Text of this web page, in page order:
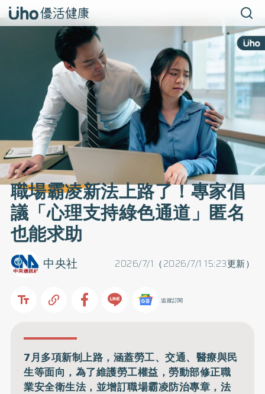
職場霸凌新法上路了！專家倡
議「心理支持綠色通道」匿名
也能求助
2026/7/1（2026/7/1 15:23更新）
中央社
追蹤訂閱
7月多項新制上路，涵蓋勞工、交通、醫療與民
生等面向，為了維護勞工權益，勞動部修正職
業安全衛生法，並增訂職場霸凌防治專章，法